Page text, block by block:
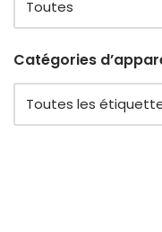
Catégories